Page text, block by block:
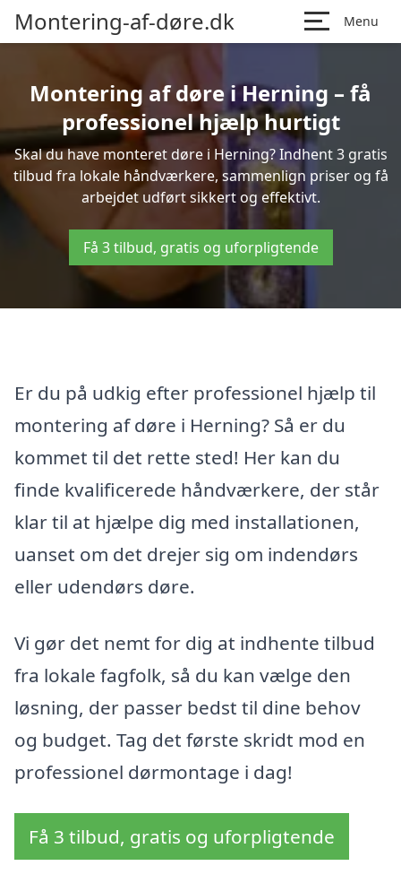
Montering-af-døre.dk Menu
Montering af døre i Herning – få
professionel hjælp hurtigt
Skal du have monteret døre i Herning? Indhent 3 gratis
tilbud fra lokale håndværkere, sammenlign priser og få
arbejdet udført sikkert og effektivt.
Få 3 tilbud, gratis og uforpligtende
Er du på udkig efter professionel hjælp til
montering af døre i Herning? Så er du
kommet til det rette sted! Her kan du
finde kvalificerede håndværkere, der står
klar til at hjælpe dig med installationen,
uanset om det drejer sig om indendørs
eller udendørs døre.
Vi gør det nemt for dig at indhente tilbud
fra lokale fagfolk, så du kan vælge den
løsning, der passer bedst til dine behov
og budget. Tag det første skridt mod en
professionel dørmontage i dag!
Få 3 tilbud, gratis og uforpligtende